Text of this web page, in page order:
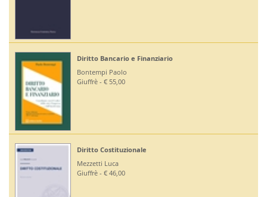
Diritto Bancario e Finanziario
Bontempi Paolo
Giuffrè - € 55,00
Diritto Costituzionale
Mezzetti Luca
Giuffrè - € 46,00